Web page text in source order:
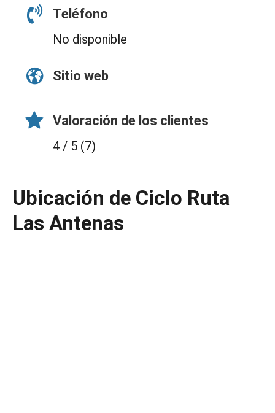
Teléfono
No disponible
Sitio web
Valoración de los clientes
4 / 5 (7)
Ubicación de Ciclo Ruta
Las Antenas